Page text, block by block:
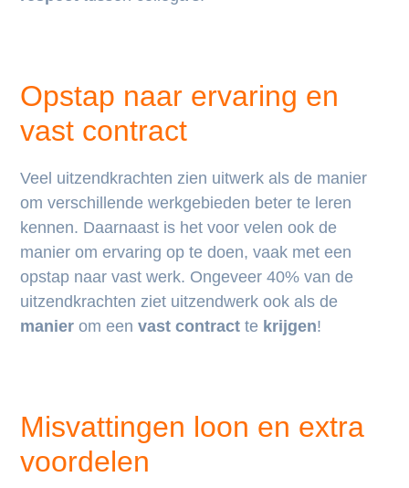
Opstap naar ervaring en
vast contract
Veel uitzendkrachten zien uitwerk als de manier
om verschillende werkgebieden beter te leren
kennen. Daarnaast is het voor velen ook de
manier om ervaring op te doen, vaak met een
opstap naar vast werk. Ongeveer 40% van de
uitzendkrachten ziet uitzendwerk ook als de
manier om eenvast contract te krijgen!
Misvattingen loon en extra
voordelen